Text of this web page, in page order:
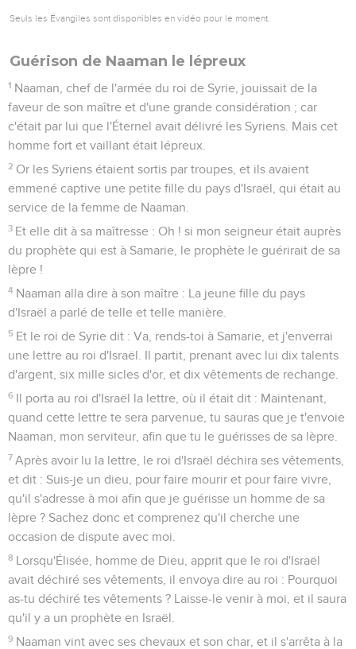
Seuls les Évangiles sont disponibles en vidéo pour le moment.
Guérison de Naaman le lépreux
1 Naaman, chef de l'armée du roi de Syrie, jouissait de la
faveur de son maître et d'une grande considération ; car
c'était par lui que l'Éternel avait délivré les Syriens. Mais cet
homme fort et vaillant était lépreux.
2 Or les Syriens étaient sortis par troupes, et ils avaient
emmené captive une petite fille du pays d'Israël, qui était au
service de la femme de Naaman.
3 Et elle dit à sa maîtresse : Oh ! si mon seigneur était auprès
du prophète qui est à Samarie, le prophète le guérirait de sa
lèpre !
4 Naaman alla dire à son maître : La jeune fille du pays
d'Israël a parlé de telle et telle manière.
5 Et le roi de Syrie dit : Va, rends-toi à Samarie, et j'enverrai
une lettre au roi d'Israël. Il partit, prenant avec lui dix talents
d'argent, six mille sicles d'or, et dix vêtements de rechange.
6 Il porta au roi d'Israël la lettre, où il était dit : Maintenant,
quand cette lettre te sera parvenue, tu sauras que je t'envoie
Naaman, mon serviteur, afin que tu le guérisses de sa lèpre.
7 Après avoir lu la lettre, le roi d'Israël déchira ses vêtements,
et dit : Suis-je un dieu, pour faire mourir et pour faire vivre,
qu'il s'adresse à moi afin que je guérisse un homme de sa
lèpre ? Sachez donc et comprenez qu'il cherche une
occasion de dispute avec moi.
8 Lorsqu'Élisée, homme de Dieu, apprit que le roi d'Israël
avait déchiré ses vêtements, il envoya dire au roi : Pourquoi
as-tu déchiré tes vêtements ? Laisse-le venir à moi, et il saura
qu'il y a un prophète en Israël.
9 Naaman vint avec ses chevaux et son char, et il s'arrêta à la